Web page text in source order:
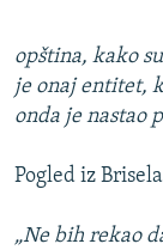
opština, kako
je onaj entitet,
onda je nastao
Pogled iz
„Ne bih rekao